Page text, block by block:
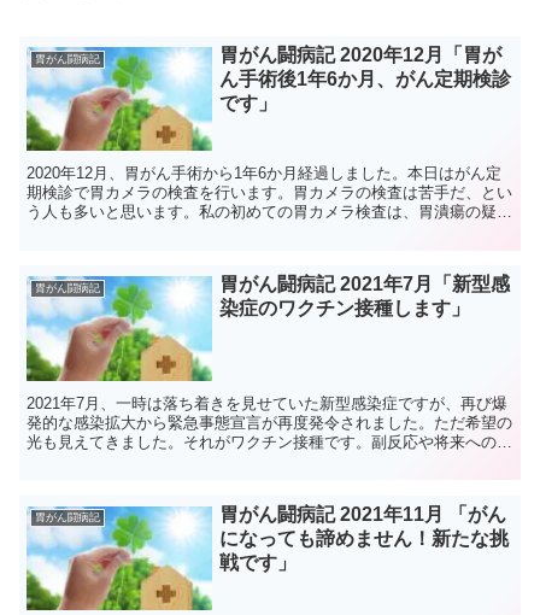
胃がん闘病記
胃がん闘病記 2020年12月「胃が
ん手術後1年6か月、がん定期検診
です」
2020年12月、胃がん手術から1年6か月経過しました。本日はがん定
期検診で胃カメラの検査を行います。胃カメラの検査は苦手だ、とい
う人も多いと思います。私の初めての胃カメラ検査は、胃潰瘍の疑い
胃がん闘病記
胃がん闘病記 2021年7月「新型感
染症のワクチン接種します」
2021年7月、一時は落ち着きを見せていた新型感染症ですが、再び爆
発的な感染拡大から緊急事態宣言が再度発令されました。ただ希望の
光も見えてきました。それがワクチン接種です。副反応や将来への影
胃がん闘病記
胃がん闘病記 2021年11月 「がん
になっても諦めません！新たな挑
戦です」